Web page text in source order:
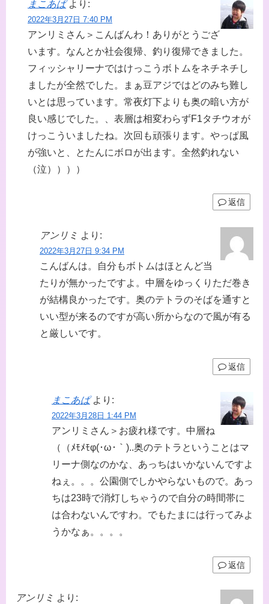
まこあぱ より:
2022年3月27日 7:40 PM
アンリミさん＞こんばんわ！ありがとうござ
います。なんとか社会復帰、釣り復帰できました。
フィッシャリーナではけっこうボトムをネチネチし
ましたが全然でした。まぁ豆アジではどのみち難し
いとは思っています。常夜灯下よりも奥の暗い方が
良い感じでした。、表層は相変わらずF1タチウオが
けっこういましたね。次回も頑張ります。やっぱ風
が強いと、とたんにボロが出ます。全然釣れない
（泣））））
返信
アンリミ より:
2022年3月27日 9:34 PM
こんばんは。自分もボトムはほとんど当
たりが無かったですよ。中層をゆっくりただ巻き
が結構良かったです。奥のテトラのそばを通すと
いい型が来るのですが高い所からなので風が有る
と厳しいです。
返信
まこあぱ より:
2022年3月28日 1:44 PM
アンリミさん＞お疲れ様です。中層ね
（（ﾒﾓﾒﾓφ(･ω･｀)..奥のテトラということはマ
リーナ側なのかな、あっちはいかないんですよ
ねぇ。。。公園側でしかやらないもので。あっ
ちは23時で消灯しちゃうので自分の時間帯に
は合わないんですわ。でもたまには行ってみよ
うかなぁ。。。。
返信
アンリミ より: